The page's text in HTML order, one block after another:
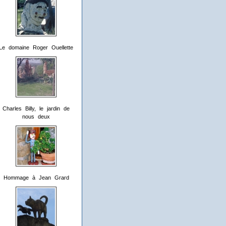
domaine Roger Ouellette
Charles Billy, le jardin de
nous deux
Hommage à Jean Grard